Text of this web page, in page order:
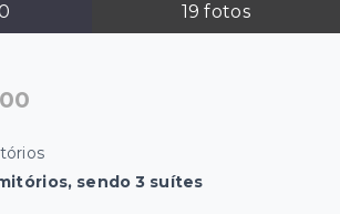
19 fotos
sendo 3 suítes